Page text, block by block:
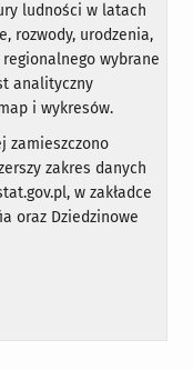
ludności w latach
rozwody, urodzenia,
wybrane
analityczny
i wykresów.
zamieszczono
zakres danych
w zakładce
oraz Dziedzinowe